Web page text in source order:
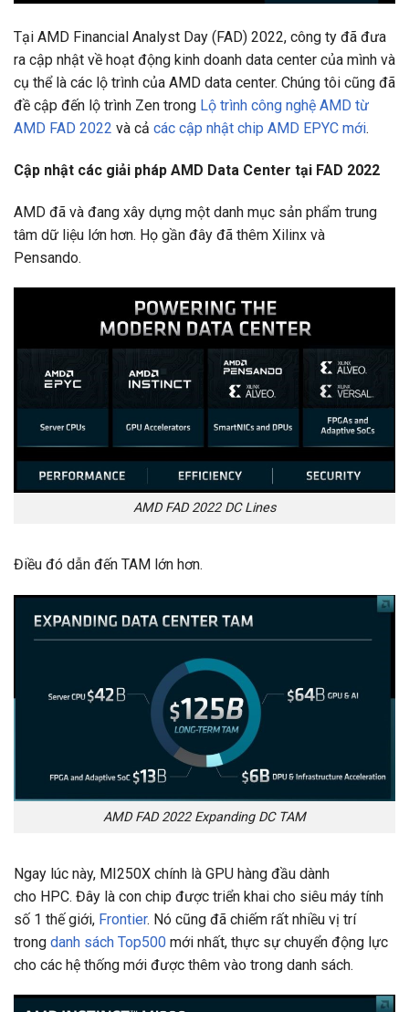
Tại AMD Financial Analyst Day (FAD) 2022, công ty đã đưa
ra cập nhật về hoạt động kinh doanh data center của mình và
cụ thể là các lộ trình của AMD data center. Chúng tôi cũng đã
đề cập đến lộ trình Zen trong Lộ trình công nghệ AMD từ
AMD FAD 2022 và cả các cập nhật chip AMD EPYC mới.
Cập nhật các giải pháp AMD Data Center tại FAD 2022
AMD đã và đang xây dựng một danh mục sản phẩm trung
tâm dữ liệu lớn hơn. Họ gần đây đã thêm Xilinx và
Pensando.
AMD FAD 2022 DC Lines
Điều đó dẫn đến TAM lớn hơn.
AMD FAD 2022 Expanding DC TAM
Ngay lúc này, MI250X chính là GPU hàng đầu dành
cho HPC. Đây là con chip được triển khai cho siêu máy tính
số 1 thế giới, Frontier. Nó cũng đã chiếm rất nhiều vị trí
trong danh sách Top500 mới nhất, thực sự chuyển động lực
cho các hệ thống mới được thêm vào trong danh sách.